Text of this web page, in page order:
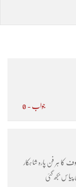
جواب - 0
کا ہر فن پارہ شاہکار
پیاس بجھ گئی